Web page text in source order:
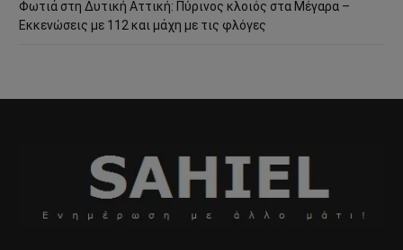
Φωτιά στη Δυτική Αττική: Πύρινος κλοιός στα Μέγαρα –
Εκκενώσεις με 112 και μάχη με τις φλόγες